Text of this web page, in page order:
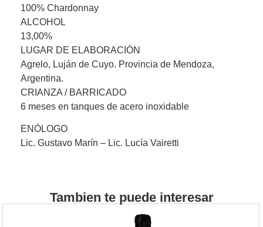
100% Chardonnay
ALCOHOL
13,00%
LUGAR DE ELABORACIÓN
Agrelo, Luján de Cuyo. Provincia de Mendoza,
Argentina.
CRIANZA / BARRICADO
6 meses en tanques de acero inoxidable
ENÓLOGO
Lic. Gustavo Marín – Lic. Lucía Vairetti
Tambien te puede interesar